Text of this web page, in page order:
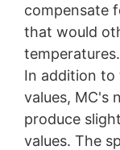
compensate
that would
temperatures.
In addition to
values, MC's
produce
values. The